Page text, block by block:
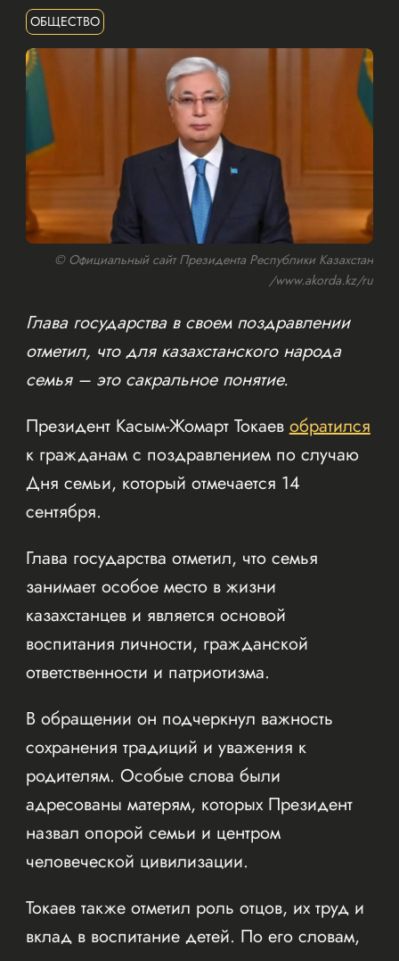
ОБЩЕСТВО
© Официальный сайт Президента Республики Казахстан
/www.akorda.kz/ru
Глава государства в своем поздравлении
отметил, что для казахстанского народа
семья – это сакральное понятие.
Президент Касым-Жомарт Токаевобратился
к гражданам с поздравлением по случаю
Дня семьи, который отмечается 14
сентября.
Глава государства отметил, что семья
занимает особое место в жизни
казахстанцев и является основой
воспитания личности, гражданской
ответственности и патриотизма.
В обращении он подчеркнул важность
сохранения традиций и уважения к
родителям. Особые слова были
адресованы матерям, которых Президент
назвал опорой семьи и центром
человеческой цивилизации.
Токаев также отметил роль отцов, их труд и
вклад в воспитание детей. По его словам,